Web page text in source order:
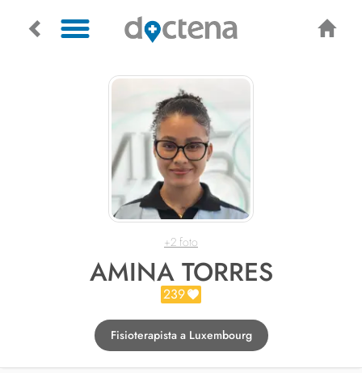
+2 foto
AMINA TORRES
239
Fisioterapista a Luxembourg